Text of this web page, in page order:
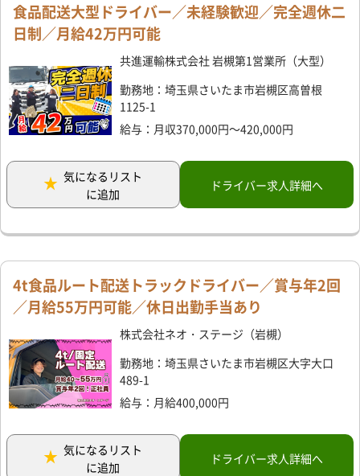
食品配送大型ドライバー／未経験歓迎／完全週休二
日制／月給42万円可能
共進運輸株式会社 岩槻第1営業所（大型）
勤務地：埼玉県さいたま市岩槻区高曽根
1125-1
給与：月収370,000円～420,000円
気になるリスト
に追加
ドライバー求人詳細へ
4t食品ルート配送トラックドライバー／賞与年2回
／月給55万円可能／休日出勤手当あり
株式会社ネオ・ステージ（岩槻）
勤務地：埼玉県さいたま市岩槻区大字大口
489-1
給与：月給400,000円
気になるリスト
に追加
ドライバー求人詳細へ